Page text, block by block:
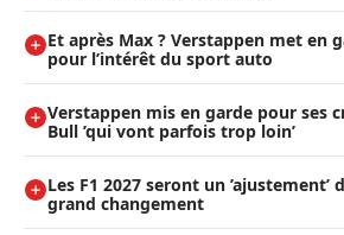
Et après Max ? Verstappen met en
pour l’intérêt du sport auto
Verstappen mis en garde pour ses
Bull ’qui vont parfois trop loin’
Les F1 2027 seront un
grand changement